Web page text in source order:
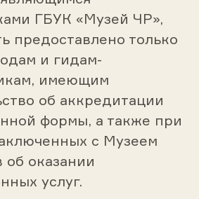
ГБУК «Музей ЧР»,
предоставлено только
и гидам-
имеющим
об аккредитации
формы, а также при
с Музеем
об оказании
услуг.